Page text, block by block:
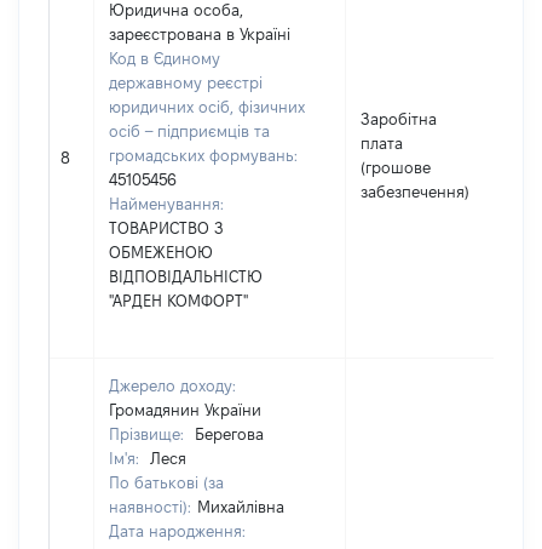
8
Юридична особа,
зареєстрована в Україні
Код в Єдиному
державному реєстрі
юридичних осіб, фізичних
осіб – підприємців та
громадських формувань:
45105456
Найменування:
ТОВАРИСТВО З
ОБМЕЖЕНОЮ
ВІДПОВІДАЛЬНІСТЮ
"АРДЕН КОМФОРТ"
Заробітна
плата
(грошове
забезпечення)
Джерело доходу:
Громадянин України
Прізвище:
Берегова
Ім'я:
Леся
По батькові (за
наявності): Михайлівна
Дата народження: